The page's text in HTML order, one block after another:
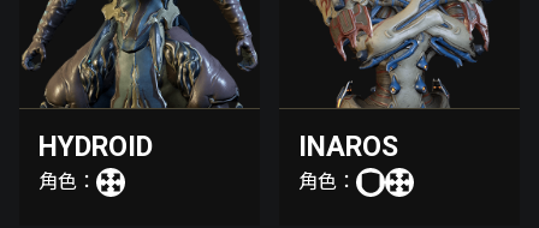
HYDROID
角色：
INAROS
角色：